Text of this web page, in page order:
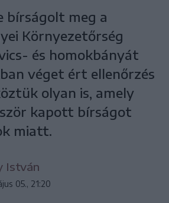
bírságolt meg a
Környezetőrség
és homokbányát
véget ért ellenőrzés
olyan is, amely
kapott bírságot
miatt.
István
05., 21:20